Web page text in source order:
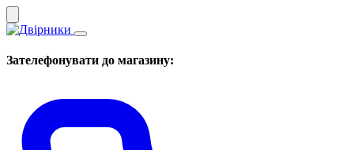
Зателефонувати до магазину: